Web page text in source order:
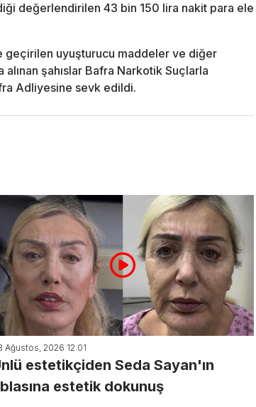
değerlendirilen 43 bin 150 lira nakit para ele
geçirilen uyuşturucu maddeler ve diğer
şahıslar Bafra Narkotik Suçlarla
Adliyesine sevk edildi.
Ağustos, 2026 12:01
estetikçiden Seda Sayan'ın
estetik dokunuş